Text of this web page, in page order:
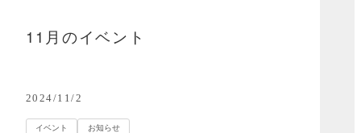
11月のイベント
2024/11/2
イベント お知らせ